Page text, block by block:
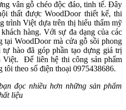
vân gỗ chéo độc đáo, tinh tế. Đây
thất được WoodDoor thiết kế, thi
trình Việt dựa trên thị hiếu thẩm mỹ
hàng. Với sự đa dạng của các
tại WoodDoor mà cửa gỗ sồi phong
hào đã góp phần tạo dựng giá trị
Việt. Để liên hệ thi công sản phẩm
tôi theo số điện thoại 0975438686.
đọc nhiều hơn những sản phẩm
liệu